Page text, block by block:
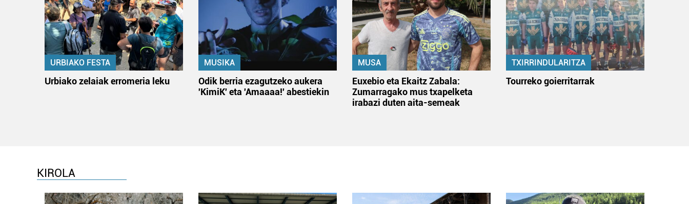
URBIAKO FESTA
Urbiako zelaiak erromeria leku
MUSIKA
Odik berria ezagutzeko aukera
'KimiK' eta 'Amaaaa!' abestiekin
MUSA
Euxebio eta Ekaitz Zabala:
Zumarragako mus txapelketa
irabazi duten aita-semeak
TXIRRINDULARITZA
Tourreko goierritarrak
KIROLA